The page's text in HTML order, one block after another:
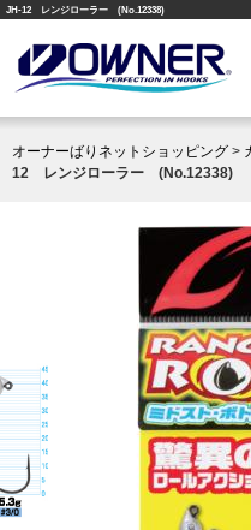
JH-12 レンジローラー (No.12338)
オーナーばりネットショッピング >
12 レンジローラー (No.12338)